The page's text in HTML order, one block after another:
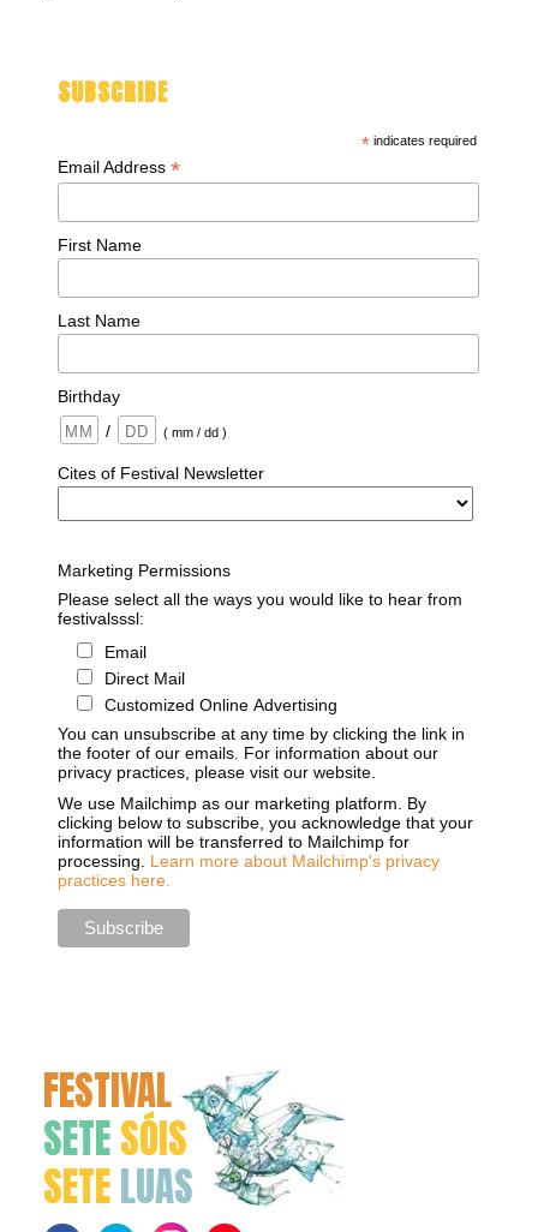
SUBSCRIBE
* indicates required
Email Address *
First Name
Last Name
Birthday
/
( mm / dd )
Cites of Festival Newsletter
Marketing Permissions
Please select all the ways you would like to hear from
festivalsssl:
Email
Direct Mail
Customized Online Advertising
You can unsubscribe at any time by clicking the link in
the footer of our emails. For information about our
privacy practices, please visit our website.
We use Mailchimp as our marketing platform. By
clicking below to subscribe, you acknowledge that your
information will be transferred to Mailchimp for
processing. Learn more about Mailchimp's privacy
practices here.
FESTIVAL
SETESÓIS
SETELUAS